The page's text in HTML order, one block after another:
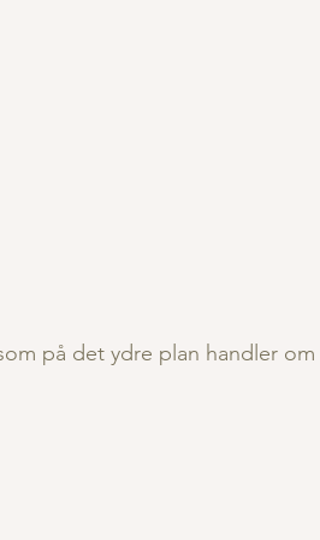
på det ydre plan handler